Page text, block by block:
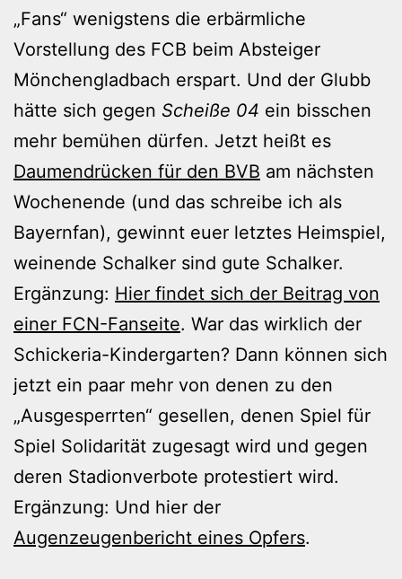
„Fans“ wenigstens die erbärmliche
Vorstellung des FCB beim Absteiger
Mönchengladbach erspart. Und der Glubb
hätte sich gegen Scheiße 04 ein bisschen
mehr bemühen dürfen. Jetzt heißt es
Daumendrücken für den BVB am nächsten
Wochenende (und das schreibe ich als
Bayernfan), gewinnt euer letztes Heimspiel,
weinende Schalker sind gute Schalker.
Ergänzung: Hier findet sich der Beitrag von
einer FCN-Fanseite. War das wirklich der
Schickeria-Kindergarten? Dann können sich
jetzt ein paar mehr von denen zu den
„Ausgesperrten“ gesellen, denen Spiel für
Spiel Solidarität zugesagt wird und gegen
deren Stadionverbote protestiert wird.
Ergänzung: Und hier der
Augenzeugenbericht eines Opfers.